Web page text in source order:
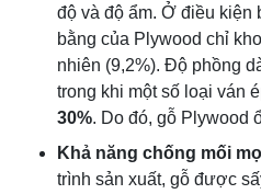
độ và độ ẩm. Ở điều kiện
bằng của Plywood chỉ
nhiên (9,2%). Độ phồng
trong khi một số loại ván
30%. Do đó, gỗ Plywood
Khả năng chống mối
trình sản xuất, gỗ được